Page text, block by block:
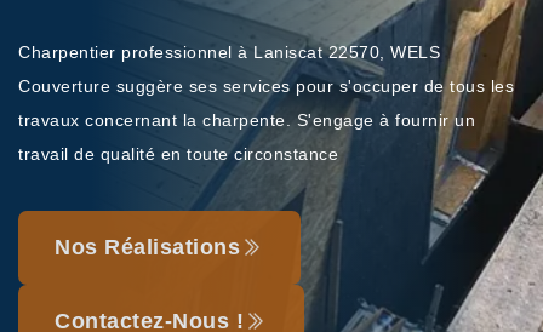
Charpentier professionnel à Laniscat 22570, WELS
Couverture suggère ses services pour s'occuper de tous les
travaux concernant la charpente. S'engage à fournir un
travail de qualité en toute circonstance
Nos Réalisations
Contactez-Nous !